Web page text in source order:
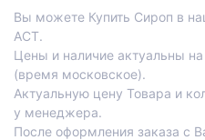
Вы можете Купить Сироп в
АСТ.
Цены и наличие актуальны
(время московское).
Актуальную цену Товара и
у менеджера.
После оформления заказа с